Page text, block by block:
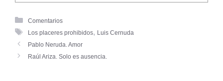
Comentarios
Los placeres prohibidos, Luis Cernuda
Pablo Neruda. Amor
Raúl Ariza. Solo es ausencia.